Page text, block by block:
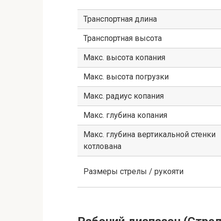
Транспортная длина
Транспортная высота
Макс. высота копания
Макс. высота погрузки
Макс. радиус копания
Макс. глубина копания
Макс. глубина вертикальной стенки
котлована
Размеры стрелы / рукояти